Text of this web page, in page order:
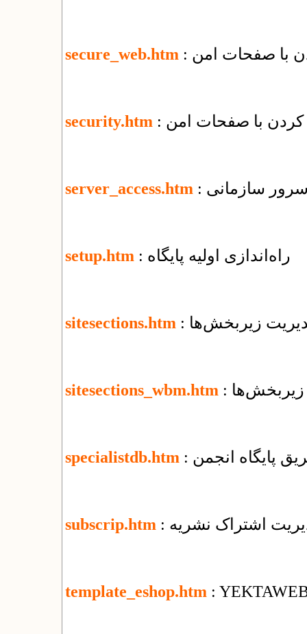
secure_web.htm
security.htm
server_access.htm سرور سازمانی
setup.htm : راه‌اندازی اولیه پایگاه
sitesections.htm زیربخش‌ها
sitesections_wbm.htm زیربخش‌ها
specialistdb.htm پایگاه انجمن
subscrip.htm اشتراک نشریه
template_eshop.htm :